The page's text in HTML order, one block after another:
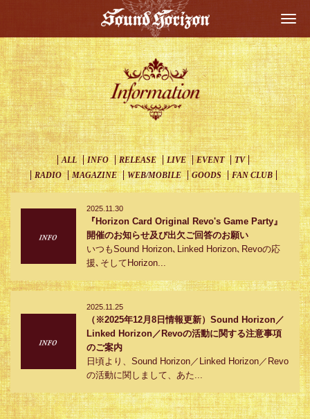
ALL INFO RELEASE LIVE EVENT
TV
RADIO
MAGAZINE WEB/MOBILE GOODS FAN CLUB
2025.11.30
『Horizon Card Original Revo's Game Party』
開催のお知らせ及び出欠ご回答のお願い
いつもSound Horizon､Linked Horizon､Revoの応
援､そしてHorizon...
2025.11.25
（※2025年12月8日情報更新）Sound Horizon／
Linked Horizon／Revoの活動に関する注意事項
のご案内
日頃より、Sound Horizon／Linked Horizon／Revo
の活動に関しまして、あた...